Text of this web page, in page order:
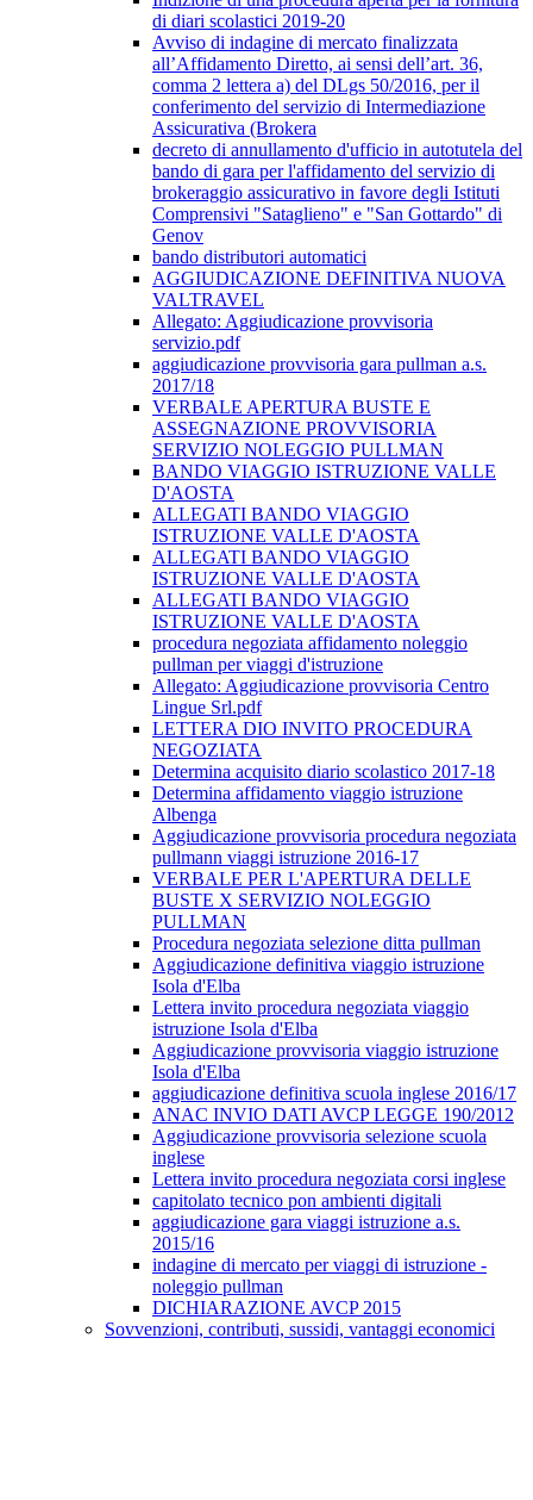
di diari scolastici 2019-20
Avviso di indagine di mercato finalizzata
all’Affidamento Diretto, ai sensi dell’art. 36,
comma 2 lettera a) del DLgs 50/2016, per il
conferimento del servizio di Intermediazione
Assicurativa (Brokera
decreto di annullamento d'ufficio in autotutela del
bando di gara per l'affidamento del servizio di
brokeraggio assicurativo in favore degli Istituti
Comprensivi "Sataglieno" e "San Gottardo" di
Genov
bando distributori automatici
AGGIUDICAZIONE DEFINITIVA NUOVA
VALTRAVEL
Allegato: Aggiudicazione provvisoria
servizio.pdf
aggiudicazione provvisoria gara pullman a.s.
2017/18
VERBALE APERTURA BUSTE E
ASSEGNAZIONE PROVVISORIA
SERVIZIO NOLEGGIO PULLMAN
BANDO VIAGGIO ISTRUZIONE VALLE
D'AOSTA
ALLEGATI BANDO VIAGGIO
ISTRUZIONE VALLE D'AOSTA
ALLEGATI BANDO VIAGGIO
ISTRUZIONE VALLE D'AOSTA
ALLEGATI BANDO VIAGGIO
ISTRUZIONE VALLE D'AOSTA
procedura negoziata affidamento noleggio
pullman per viaggi d'istruzione
Allegato: Aggiudicazione provvisoria Centro
Lingue Srl.pdf
LETTERA DIO INVITO PROCEDURA
NEGOZIATA
Determina acquisito diario scolastico 2017-18
Determina affidamento viaggio istruzione
Albenga
Aggiudicazione provvisoria procedura negoziata
pullmann viaggi istruzione 2016-17
VERBALE PER L'APERTURA DELLE
BUSTE X SERVIZIO NOLEGGIO
PULLMAN
Procedura negoziata selezione ditta pullman
Aggiudicazione definitiva viaggio istruzione
Isola d'Elba
Lettera invito procedura negoziata viaggio
istruzione Isola d'Elba
Aggiudicazione provvisoria viaggio istruzione
Isola d'Elba
aggiudicazione definitiva scuola inglese 2016/17
ANAC INVIO DATI AVCP LEGGE 190/2012
Aggiudicazione provvisoria selezione scuola
inglese
Lettera invito procedura negoziata corsi inglese
capitolato tecnico pon ambienti digitali
aggiudicazione gara viaggi istruzione a.s.
2015/16
indagine di mercato per viaggi di istruzione -
noleggio pullman
DICHIARAZIONE AVCP 2015
Sovvenzioni, contributi, sussidi, vantaggi economici